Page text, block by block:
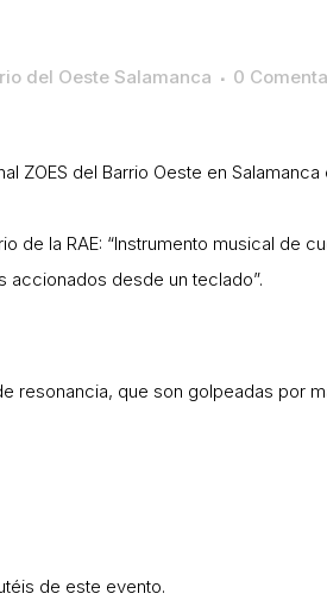
del Oeste Salamanca 0
ZOES del Barrio Oeste en Salamanca
de la RAE: “Instrumento musical de
accionados desde un teclado”.
resonancia, que son golpeadas por
de este evento.